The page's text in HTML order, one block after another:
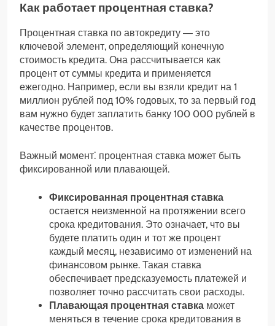
Как работает процентная ставка?
Процентная ставка по автокредиту ― это
ключевой элемент, определяющий конечную
стоимость кредита. Она рассчитывается как
процент от суммы кредита и применяется
ежегодно. Например, если вы взяли кредит на 1
миллион рублей под 10% годовых, то за первый год
вам нужно будет заплатить банку 100 000 рублей в
качестве процентов.
Важный момент⁚ процентная ставка может быть
фиксированной или плавающей.
Фиксированная процентная ставка
остается неизменной на протяжении всего
срока кредитования. Это означает, что вы
будете платить один и тот же процент
каждый месяц, независимо от изменений на
финансовом рынке. Такая ставка
обеспечивает предсказуемость платежей и
позволяет точно рассчитать свои расходы.
Плавающая процентная ставка может
меняться в течение срока кредитования в